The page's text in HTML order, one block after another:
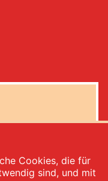
erhalten*
Cookies, die für
sind, und mit